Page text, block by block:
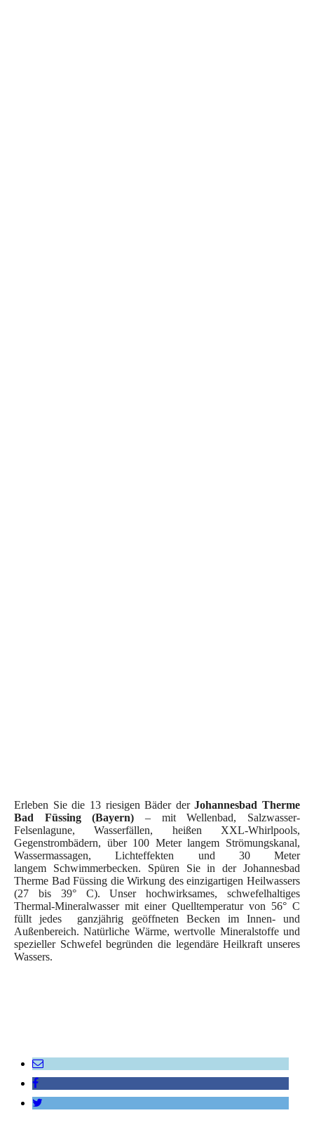
Erleben Sie die 13 riesigen Bäder derJohannesbad Therme
Bad Füssing (Bayern) – mit Wellenbad, Salzwasser-
Felsenlagune, Wasserfällen, heißen XXL-Whirlpools,
Gegenstrombädern, über 100 Meter langem Strömungskanal,
Wassermassagen, Lichteffekten und 30 Meter
langem Schwimmerbecken. Spüren Sie in der Johannesbad
Therme Bad Füssing die Wirkung des einzigartigen Heilwassers
(27 bis 39° C). Unser hochwirksames, schwefelhaltiges
Thermal-Mineralwasser mit einer Quelltemperatur von 56° C
füllt jedes ganzjährig geöffneten Becken im Innen- und
Außenbereich. Natürliche Wärme, wertvolle Mineralstoffe und
spezieller Schwefel begründen die legendäre Heilkraft unseres
Wassers.